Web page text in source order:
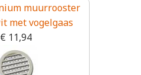
muurrooster
met vogelgaas
€ 11,94